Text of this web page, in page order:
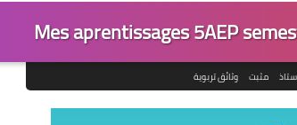
Mes aprentissages 5AEP
مثبت وثائق تربوية